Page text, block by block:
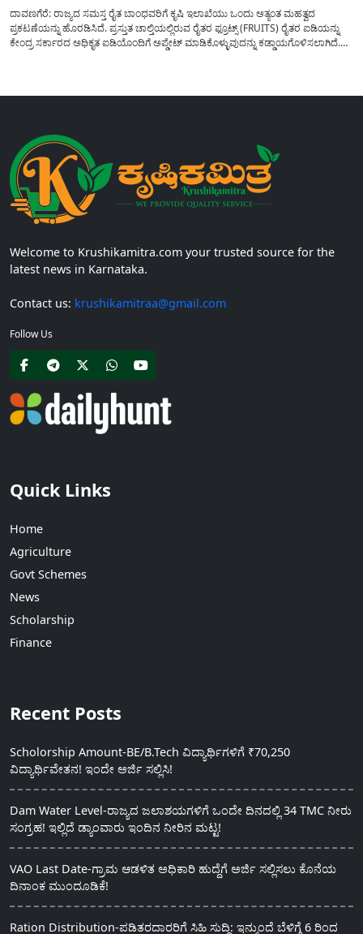
ದಾವಣಗೆರೆ: ರಾಜ್ಯದ ಸಮಸ್ತ ರೈತ ಬಾಂಧವರಿಗೆ ಕೃಷಿ ಇಲಾಖೆಯು ಒಂದು ಅತ್ಯಂತ ಮಹತ್ವದ
ಪ್ರಕಟಣೆಯನ್ನು ಹೊರಡಿಸಿದೆ. ಪ್ರಸ್ತುತ ಚಾಲ್ತಿಯಲ್ಲಿರುವ ರೈತರ ಫ್ರೂಟ್ಸ್ (FRUITS) ರೈತರ ಐಡಿಯನ್ನು
ಕೇಂದ್ರ ಸರ್ಕಾರದ ಅಧಿಕೃತ ಐಡಿಯೊಂದಿಗೆ ಅಪ್ಡೇಟ್ ಮಾಡಿಕೊಳ್ಳುವುದನ್ನು ಕಡ್ಡಾಯಗೊಳಿಸಲಾಗಿದೆ.
Welcome to Krushikamitra.com your trusted source for the
latest news in Karnataka.
Contact us: krushikamitraa@gmail.com
Follow Us
Quick Links
Home
Agriculture
Govt Schemes
News
Scholarship
Finance
Recent Posts
Scholorship Amount-BE/B.Tech ವಿದ್ಯಾರ್ಥಿಗಳಿಗೆ ₹70,250
ವಿದ್ಯಾರ್ಥಿವೇತನ! ಇಂದೇ ಅರ್ಜಿ ಸಲ್ಲಿಸಿ!
Dam Water Level-ರಾಜ್ಯದ ಜಲಾಶಯಗಳಿಗೆ ಒಂದೇ ದಿನದಲ್ಲಿ 34 TMC ನೀರು
ಸಂಗ್ರಹ! ಇಲ್ಲಿದೆ ಡ್ಯಾಂವಾರು ಇಂದಿನ ನೀರಿನ ಮಟ್ಟ!
VAO Last Date-ಗ್ರಾಮ ಆಡಳಿತ ಅಧಿಕಾರಿ ಹುದ್ದೆಗೆ ಅರ್ಜಿ ಸಲ್ಲಿಸಲು ಕೊನೆಯ
ದಿನಾಂಕ ಮುಂದೂಡಿಕೆ!
Ration Distribution-ಪಡಿತರದಾರರಿಗೆ ಸಿಹಿ ಸುದ್ದಿ: ಇನ್ಮುಂದೆ ಬೆಳಿಗ್ಗೆ 6 ರಿಂದ